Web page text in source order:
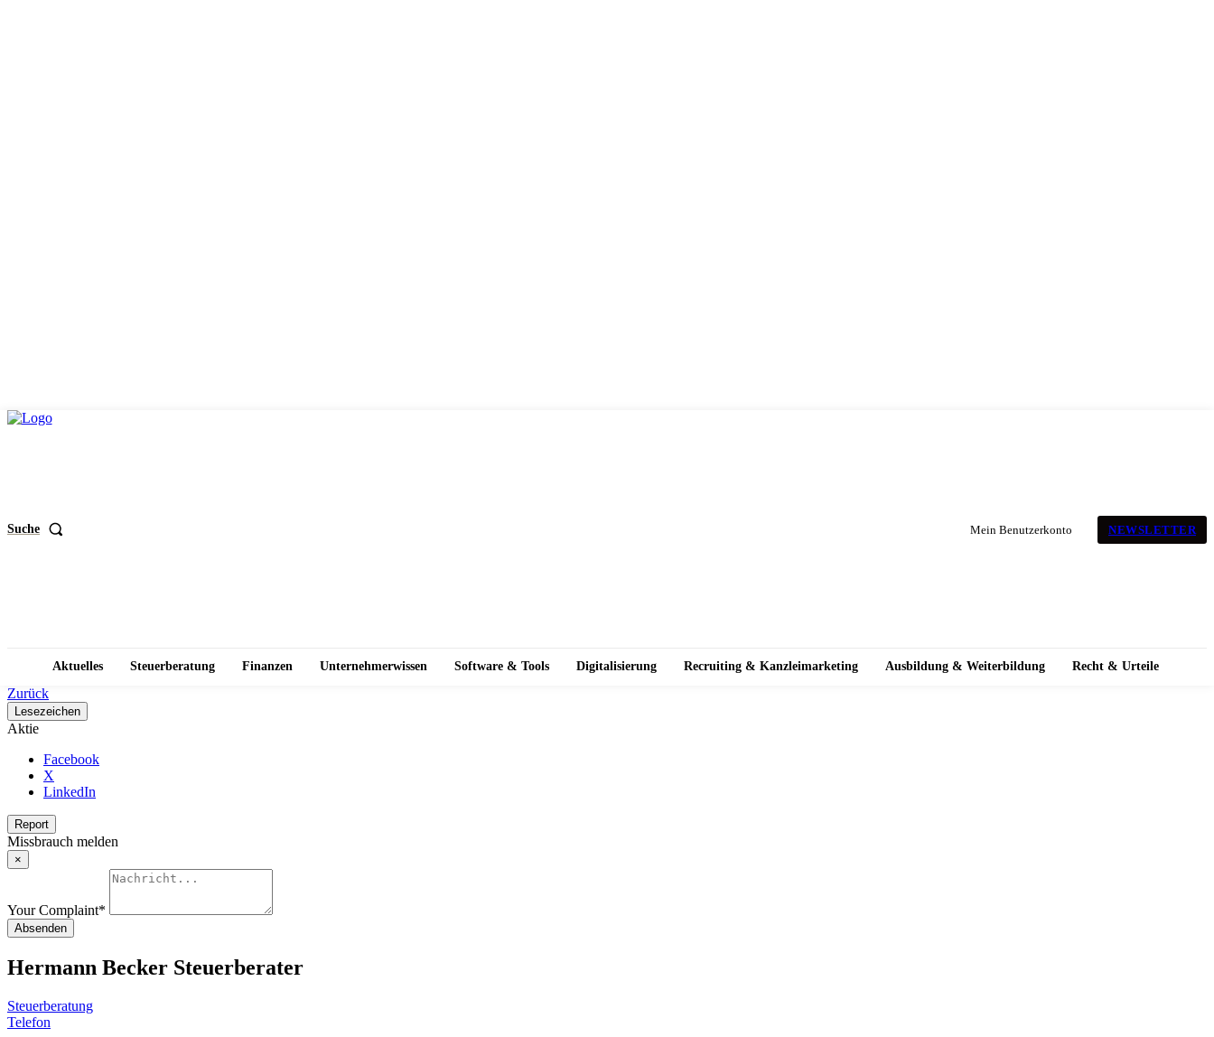
Suche Mein Benutzerkonto NEWSLETTER
Aktuelles Steuerberatung Finanzen Unternehmerwissen Software & Tools Digitalisierung Recruiting & Kanzleimarketing Ausbildung & Weiterbildung Recht & Urteile
Zurück
Lesezeichen
Aktie
Facebook
X
LinkedIn
Report
Missbrauch melden
×
Your Complaint*
Absenden
Hermann Becker Steuerberater
Steuerberatung
Telefon